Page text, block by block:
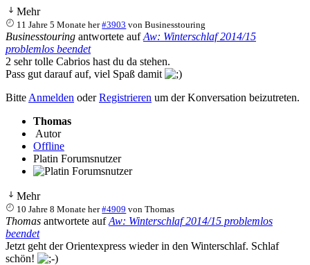
Mehr
11 Jahre 5 Monate her #3903 vonBusinesstouring
Businesstouring antwortete aufAw: Winterschlaf 2014/15
problemlos beendet
2 sehr tolle Cabrios hast du da stehen.
Pass gut darauf auf, viel Spaß damit
Bitte Anmelden oderRegistrieren um der Konversation beizutreten.
Thomas
Autor
Offline
Platin Forumsnutzer
Mehr
10 Jahre 8 Monate her #4909 vonThomas
Thomas antwortete aufAw: Winterschlaf 2014/15 problemlos
beendet
Jetzt geht der Orientexpress wieder in den Winterschlaf. Schlaf
schön!